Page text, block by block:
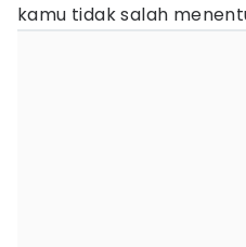
kamu tidak salah